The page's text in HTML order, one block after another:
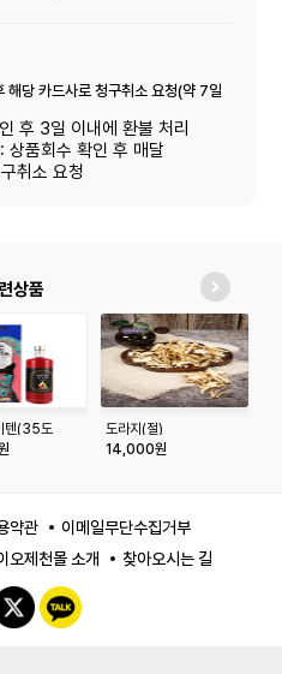
해당 카드사로 청구취소 요청(약 7일
후 3일 이내에 환불 처리
상품회수 확인 후 매달
취소 요청
상품
텐(35도
도라지(절)
300g/500g
14,000원
약관
이메일무단수집거부
오제천몰 소개 찾아오시는 길